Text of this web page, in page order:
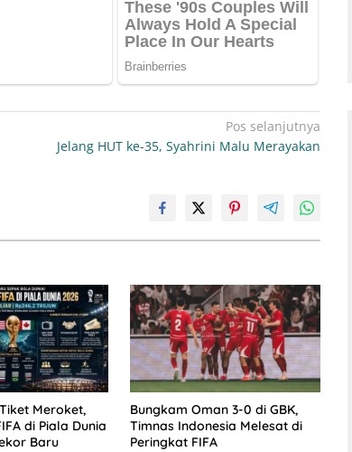
Pos selanjutnya
Jelang HUT ke-35, Syahrini Malu Merayakan
Meroket,
di Piala Dunia
Baru
Bungkam Oman 3-0 di GBK,
Timnas Indonesia Melesat di
Peringkat FIFA